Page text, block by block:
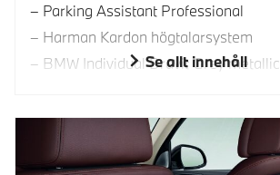
Parking Assistant Professional
Harman Kardon högtalarsystem
BMW Individual Dravit Grey metallic
Se allt innehåll